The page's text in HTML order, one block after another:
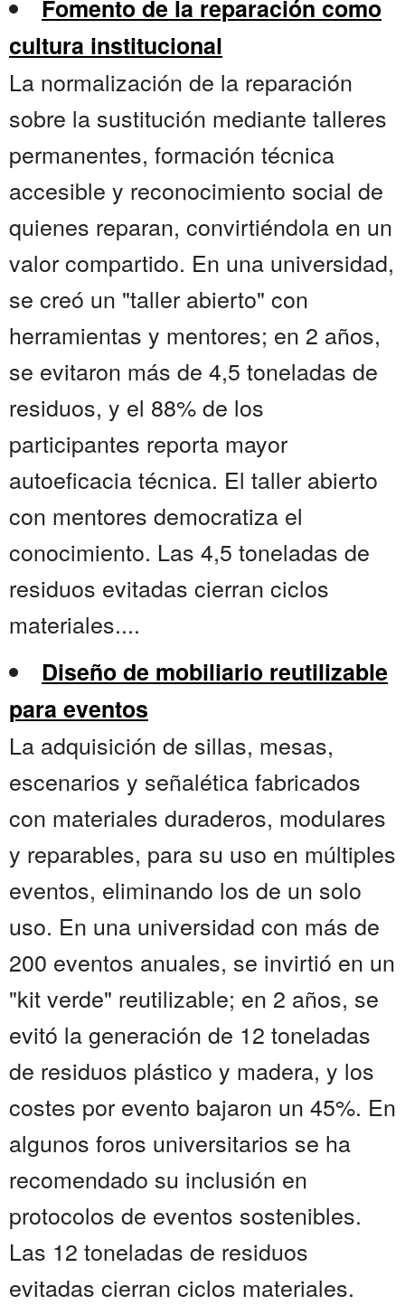
Fomento de la reparación como
cultura institucional
La normalización de la reparación
sobre la sustitución mediante talleres
permanentes, formación técnica
accesible y reconocimiento social de
quienes reparan, convirtiéndola en un
valor compartido. En una universidad,
se creó un "taller abierto" con
herramientas y mentores; en 2 años,
se evitaron más de 4,5 toneladas de
residuos, y el 88% de los
participantes reporta mayor
autoeficacia técnica. El taller abierto
con mentores democratiza el
conocimiento. Las 4,5 toneladas de
residuos evitadas cierran ciclos
materiales....
Diseño de mobiliario reutilizable
para eventos
La adquisición de sillas, mesas,
escenarios y señalética fabricados
con materiales duraderos, modulares
y reparables, para su uso en múltiples
eventos, eliminando los de un solo
uso. En una universidad con más de
200 eventos anuales, se invirtió en un
"kit verde" reutilizable; en 2 años, se
evitó la generación de 12 toneladas
de residuos plástico y madera, y los
costes por evento bajaron un 45%. En
algunos foros universitarios se ha
recomendado su inclusión en
protocolos de eventos sostenibles.
Las 12 toneladas de residuos
evitadas cierran ciclos materiales.